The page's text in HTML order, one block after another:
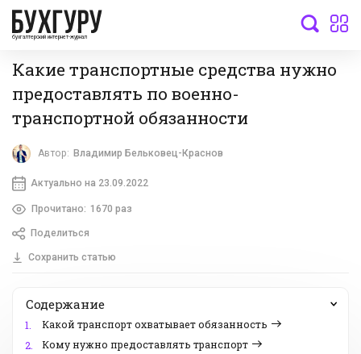
бухгалтерский интернет-журнал
Какие транспортные средства нужно
предоставлять по военно-
транспортной обязанности
Автор: Владимир Бельковец-Краснов
Актуально на 23.09.2022
Прочитано: 1670 раз
Поделиться
Сохранить статью
Содержание
1.
Какой транспорт охватывает обязанность
2.
Кому нужно предоставлять транспорт